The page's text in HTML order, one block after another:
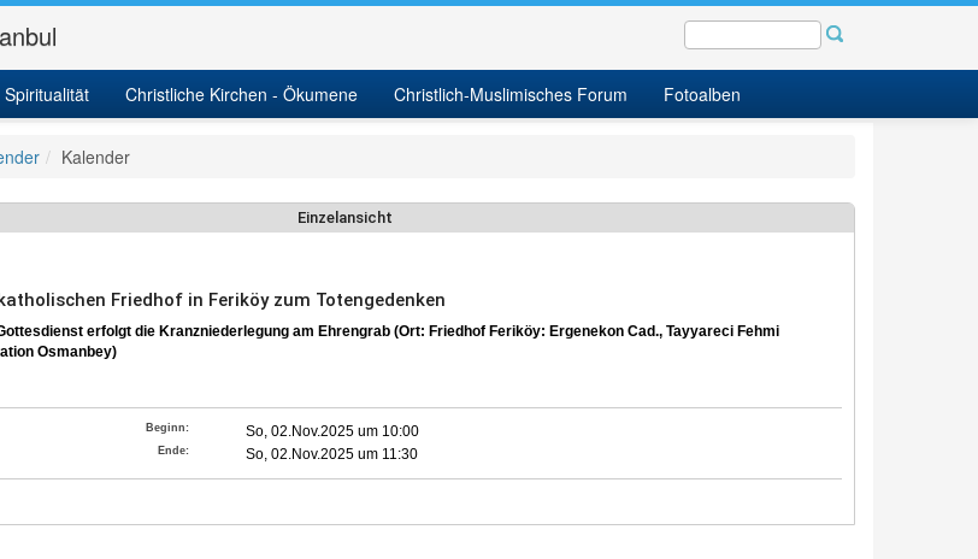
Christliche Kirchen - Ökumene Christlich-Muslimisches Forum Fotoalben
Kalender
Einzelansicht
Friedhof in Feriköy zum Totengedenken
erfolgt die Kranzniederlegung am Ehrengrab (Ort: Friedhof Feriköy: Ergenekon Cad., Tayyareci Fehmi
Osmanbey)
Beginn: So, 02.Nov.2025 um 10:00
Ende: So, 02.Nov.2025 um 11:30